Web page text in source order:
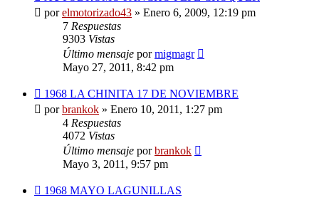
porelmotorizado43 » Enero 6, 2009, 12:19 pm
7 Respuestas
9303 Vistas
Último mensaje pormigmagr
Mayo 27, 2011, 8:42 pm
1968 LA CHINITA 17 DE NOVIEMBRE
porbrankok » Enero 10, 2011, 1:27 pm
4 Respuestas
4072 Vistas
Último mensaje porbrankok
Mayo 3, 2011, 9:57 pm
1968 MAYO LAGUNILLAS